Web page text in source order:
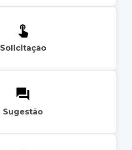
Solicitação
Sugestão